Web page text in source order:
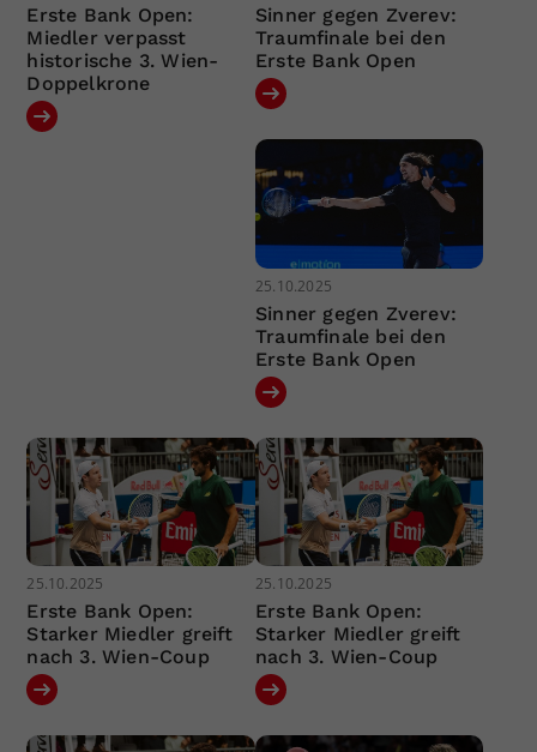
Erste Bank Open:
Miedler verpasst
historische 3. Wien-
Doppelkrone
Sinner gegen Zverev:
Traumfinale bei den
Erste Bank Open
25.10.2025
Sinner gegen Zverev:
Traumfinale bei den
Erste Bank Open
25.10.2025
Erste Bank Open:
Starker Miedler greift
nach 3. Wien-Coup
25.10.2025
Erste Bank Open:
Starker Miedler greift
nach 3. Wien-Coup